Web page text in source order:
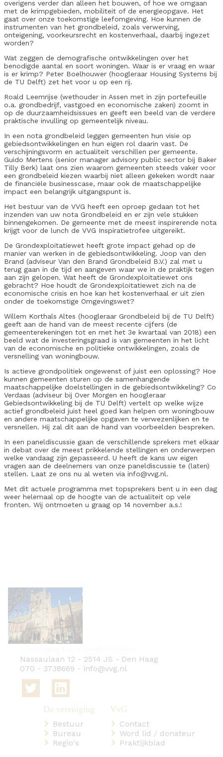
overigens verder dan alleen het bouwen, of hoe we omgaan
met de krimpgebieden, mobiliteit of de energieopgave. Het
gaat over onze toekomstige leefomgeving. Hoe kunnen de
instrumenten van het grondbeleid, zoals verwerving,
onteigening, voorkeursrecht en kostenverhaal, daarbij ingezet
worden?
Wat zeggen de demografische ontwikkelingen over het
benodigde aantal en soort woningen. Waar is er vraag en waar
is er krimp? Peter Boelhouwer (hoogleraar Housing Systems bij
de TU Delft) zet het voor u op een rij.
Roald Leemrijse (wethouder in Assen met in zijn portefeuille
o.a. grondbedrijf, vastgoed en economische zaken) zoomt in
op de duurzaamheidsissues en geeft een beeld van de verdere
praktische invulling op gemeentelijk niveau.
In een nota grondbeleid leggen gemeenten hun visie op
gebiedsontwikkelingen en hun eigen rol daarin vast. De
verschijningsvorm en actualiteit verschillen per gemeente.
Guido Mertens (senior manager advisory public sector bij Baker
Tilly Berk) laat ons zien waarom gemeenten steeds vaker voor
een grondbeleid kiezen waarbij niet alleen gekeken wordt naar
de financiële businesscase, maar ook de maatschappelijke
impact een belangrijk uitgangspunt is.
Het bestuur van de VVG heeft een oproep gedaan tot het
inzenden van uw nota Grondbeleid en er zijn vele stukken
binnengekomen. De gemeente met de meest inspirerende nota
krijgt voor de lunch de VVG Inspiratietrofee uitgereikt.
De Grondexploitatiewet heeft grote impact gehad op de
manier van werken in de gebiedsontwikkeling. Joop van den
Brand (adviseur Van den Brand Grondbeleid B.V.) zal met u
terug gaan in de tijd en aangeven waar we in de praktijk tegen
aan zijn gelopen. Wat heeft de Grondexploitatiewet ons
gebracht? Hoe houdt de Grondexploitatiewet zich na de
economische crisis en hoe kan het kostenverhaal er uit zien
onder de toekomstige Omgevingswet?
Willem Korthals Altes (hoogleraar Grondbeleid bij de TU Delft)
geeft aan de hand van de meest recente cijfers (de
gemeenterekeningen tot en met het 3e kwartaal van 2018) een
beeld wat de investeringsgraad is van gemeenten in het licht
van de economische en politieke ontwikkelingen, zoals de
versnelling van woningbouw.
Is actieve grondpolitiek ongewenst of juist een oplossing? Hoe
kunnen gemeenten sturen op de samenhangende
maatschappelijke doelstellingen in de gebiedsontwikkeling? Co
Verdaas (adviseur bij Over Morgen en hoogleraar
Gebiedsontwikkeling bij de TU Delft) vertelt op welke wijze
actief grondbeleid juist heel goed kan helpen om woningbouw
en andere maatschappelijke opgaven te verwezenlijken en te
versnellen. Hij zal dit aan de hand van voorbeelden bespreken.
In een paneldiscussie gaan de verschillende sprekers met elkaar
in debat over de meest prikkelende stellingen en onderwerpen
welke vandaag zijn gepasseerd. U heeft de kans uw eigen
vragen aan de deelnemers van onze paneldiscussie te (laten)
stellen. Laat ze ons nu al weten via info@vvg.nl.
Met dit actuele programma met topsprekers bent u in een dag
weer helemaal op de hoogte van de actualiteit op vele
fronten. Wij ontmoeten u graag op 14 november a.s.!
Nassaulaan 12 - 2514 JS - Den Haag
070 - 3738669 - info@vvg.nl
Bestuur
Bureau
Regio's
Contact
Word lid / donateur
Praktijkblad